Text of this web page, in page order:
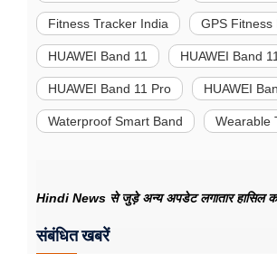
Fitness Tracker India GPS Fitness
HUAWEI Band 11 HUAWEI Band
HUAWEI Band 11 Pro HUAWEI
Waterproof Smart Band Wearable
Hindi News से जुड़े अन्य अपडेट लगातार हासिल
संबंधित खबरें